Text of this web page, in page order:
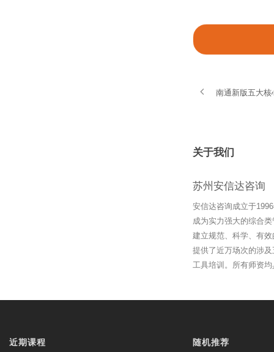
南通新版五大
关于我们
苏州安信达咨询
安信达咨询成立于
成为实力强大的综合
建立规范、科学、有
提供了近万场次的涉
工具培训。所有师资
近期课程 随机推荐